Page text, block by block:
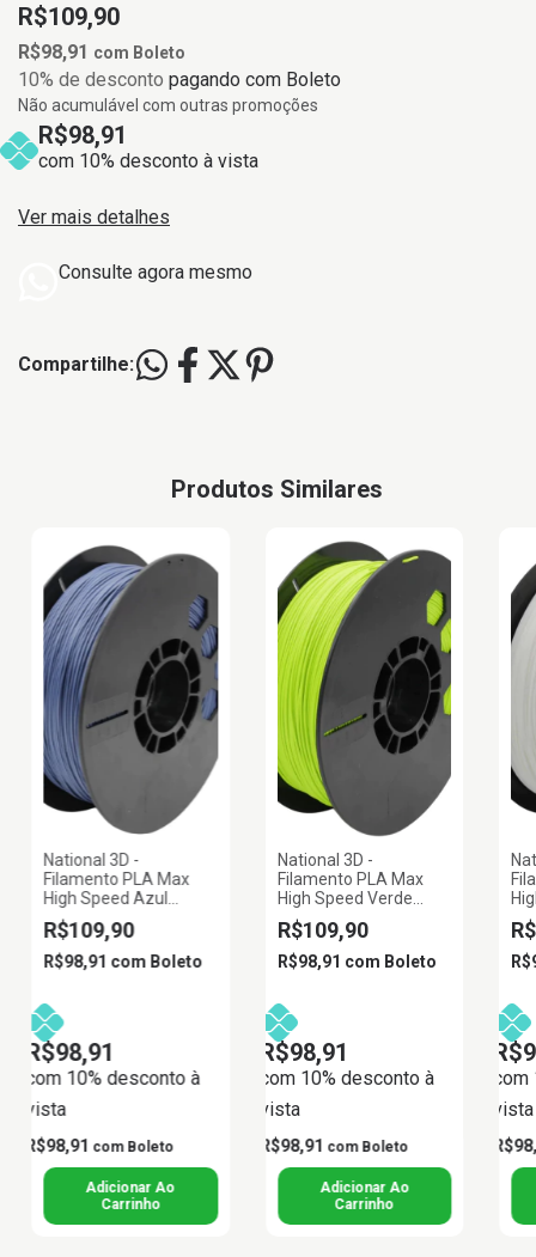
R$109,90
R$98,91 com Boleto
10% de desconto pagando com Boleto
Não acumulável com outras promoções
R$98,91
com 10% desconto à vista
Ver mais detalhes
Consulte agora mesmo
Compartilhe:
Produtos Similares
National 3D -
Filamento PLA Max
High Speed Azul
Cobalto 1kg 1,75mm
R$109,90
R$98,91 com Boleto
R$98,91
com 10% desconto à
vista
R$98,91 com Boleto
National 3D -
Filamento PLA Max
High Speed Verde
Citrico 1kg 1,75mm
R$109,90
R$98,91 com Boleto
R$98,91
com 10% desconto à
vista
R$98,91 com Boleto
vista